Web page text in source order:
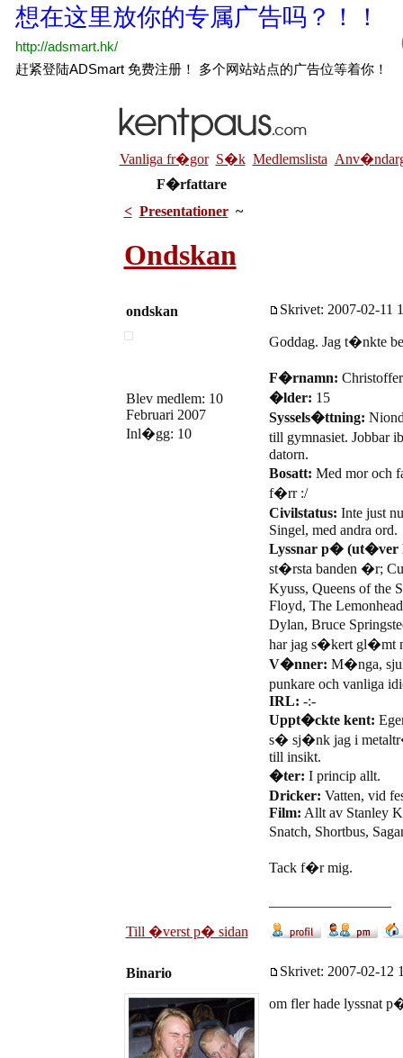
Vanliga fr�gor S�k Medlemslista
F�rfattare
< Presentationer~
Ondskan
ondskan Skrivet: 2007-02-11
Blev medlem: 10
Februari 2007
Inl�gg: 10
Goddag. Jag t�nkte
F�rnamn: Christoffer
�lder: 15
Syssels�ttning:
till gymnasiet. Jobbar
datorn.
Bosatt: Med mor och
f�rr :/
Civilstatus: Inte just
Singel, med andra ord.
Lyssnar p� (ut�ver
st�rsta banden �r;
Kyuss, Queens of the
Floyd, The
Dylan, Bruce
har jag s�kert gl�mt
V�nner: M�nga,
punkare och vanliga
IRL: -:-
Uppt�ckte kent:
s� sj�nk jag i
till insikt.
�ter: I princip allt.
Dricker: Vatten, vid
Film: Allt av Stanley
Snatch, Shortbus,
Tack f�r mig.
Till �verst p� sidan
Binario Skrivet: 2007-02-12
om fler hade lyssnat